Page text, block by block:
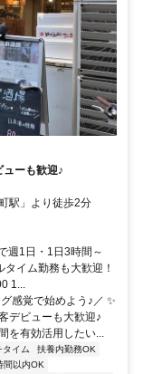
ーも歓迎♪
駅」より徒歩2分
週1日・1日3時間～
イム勤務も大歓迎！
1...
感覚で始めよう♪／ ✨
デビューも大歓迎♪
を有効活用したい...
タイム
扶養内勤務OK
間以内OK